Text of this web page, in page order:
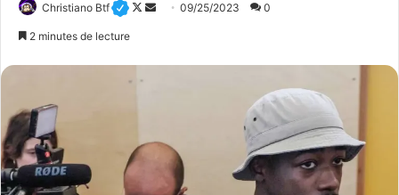
Christiano Btf
F
09/25/2023 0
2 minutes de lecture